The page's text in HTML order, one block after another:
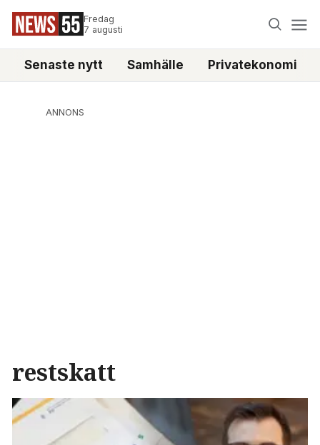
Fredag
7 augusti
Senaste nytt Samhälle Privatekonomi
ANNONS
restskatt